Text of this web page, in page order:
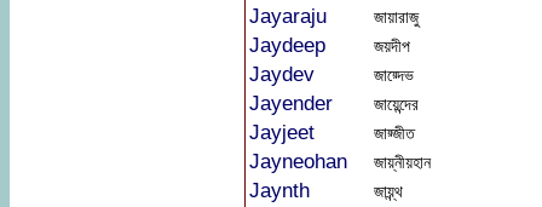
Jayaraju জায়ারাজু
Jaydeep জয়দীপ
Jaydev জায়্দেভ
Jayender জায়েন্দের
Jayjeet জায়্জীত
Jayneohan জায়্নীয়হান
Jaynth জায়্ন্থ